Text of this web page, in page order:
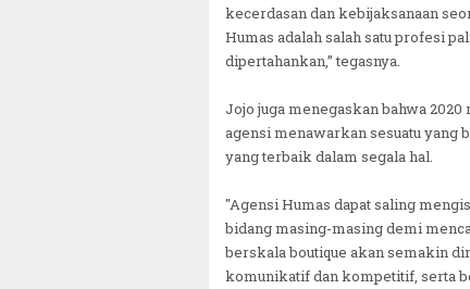
kecerdasan dan kebijaksanaan
Humas adalah salah satu profesi
dipertahankan,” tegasnya.
Jojo juga menegaskan bahwa
agensi menawarkan sesuatu yang
yang terbaik dalam segala hal.
"Agensi Humas dapat saling
bidang masing-masing demi
berskala boutique akan semakin
komunikatif dan kompetitif, serta